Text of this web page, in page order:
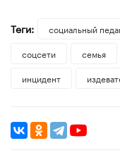
Теги: социальный
соцсети
семья
инцидент